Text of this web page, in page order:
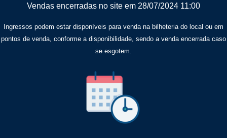
Vendas encerradas no site em 28/07/2024 11:00
Ingressos podem estar disponíveis para venda na bilheteria do local ou em
pontos de venda, conforme a disponibilidade, sendo a venda encerrada caso
se esgotem.